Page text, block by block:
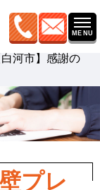
白河市】感謝の
プレ